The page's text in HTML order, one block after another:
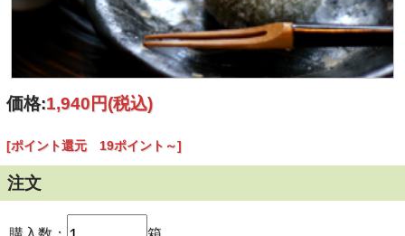
価格:1,940円(税込)
[ポイント還元 19ポイント～]
注文